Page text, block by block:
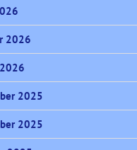
2026
2025
2025